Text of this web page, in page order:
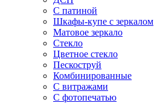
С патиной
Шкафы-купе с зеркалом
Матовое зеркало
Стекло
Цветное стекло
Пескоструй
Комбинированные
С витражами
С фотопечатью